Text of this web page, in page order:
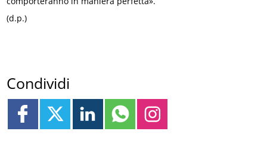
(d.p.)
Condividi